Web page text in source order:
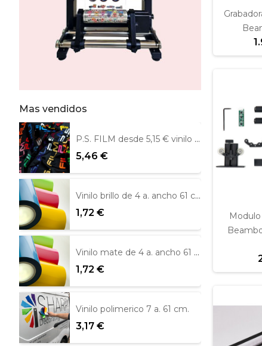
Mas vendidos
P.S. FILM desde 5,15 € vinilo textil
5,46 €
Vinilo brillo de 4 a. ancho 61 cm Metamark
1,72 €
Vinilo mate de 4 a. ancho 61 cm
1,72 €
Vinilo polimerico 7 a. 61 cm.
3,17 €